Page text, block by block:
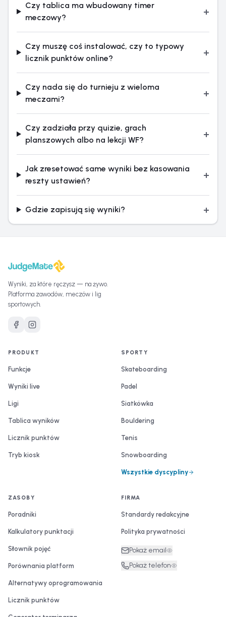
Czy tablica ma wbudowany timer
meczowy?
+
Czy muszę coś instalować, czy to typowy
licznik punktów online?
+
Czy nada się do turnieju z wieloma
meczami?
+
Czy zadziała przy quizie, grach
planszowych albo na lekcji WF?
+
Jak zresetować same wyniki bez kasowania
reszty ustawień?
+
Gdzie zapisują się wyniki? +
Wyniki, za które ręczysz — na żywo.
Platforma zawodów, meczów i lig
sportowych.
PRODUKT
Funkcje
Wyniki live
Ligi
Tablica wyników
Licznik punktów
Tryb kiosk
SPORTY
Skateboarding
Padel
Siatkówka
Bouldering
Tenis
Snowboarding
Wszystkie dyscypliny
ZASOBY
Poradniki
Kalkulatory punktacji
Słownik pojęć
Porównania platform
Alternatywy oprogramowania
Licznik punktów
FIRMA
Standardy redakcyjne
Polityka prywatności
Pokaż email
Pokaż telefon